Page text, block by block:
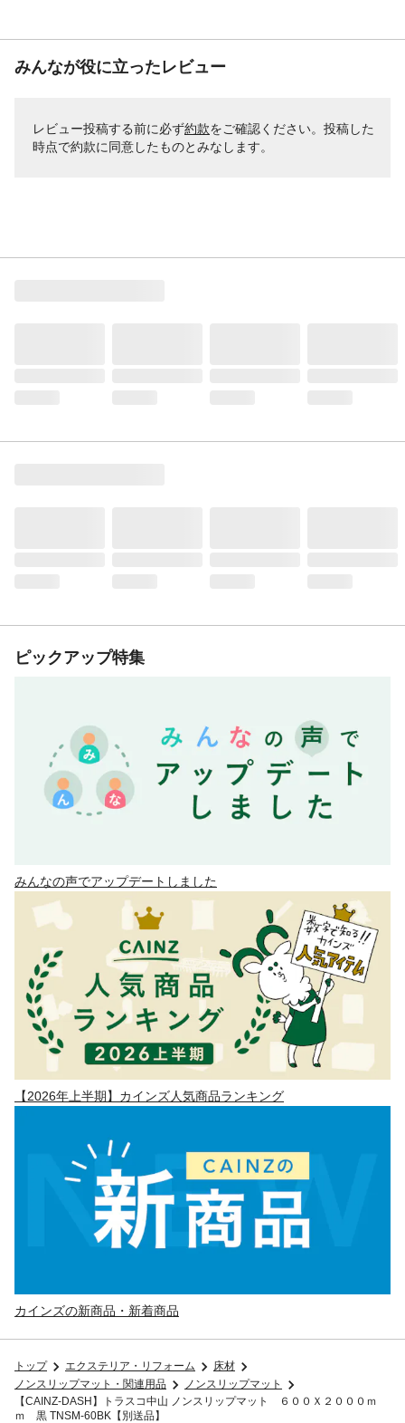
みんなが役に立ったレビュー
レビュー投稿する前に必ず約款をご確認ください。投稿した
時点で約款に同意したものとみなします。
ピックアップ特集
みんなの声でアップデートしました
【2026年上半期】カインズ人気商品ランキング
カインズの新商品・新着商品
トップ エクステリア・リフォーム
床材
ノンスリップマット・関連用品
ノンスリップマット
【CAINZ-DASH】トラスコ中山 ノンスリップマット ６００Ｘ２０００ｍ
ｍ 黒 TNSM-60BK【別送品】